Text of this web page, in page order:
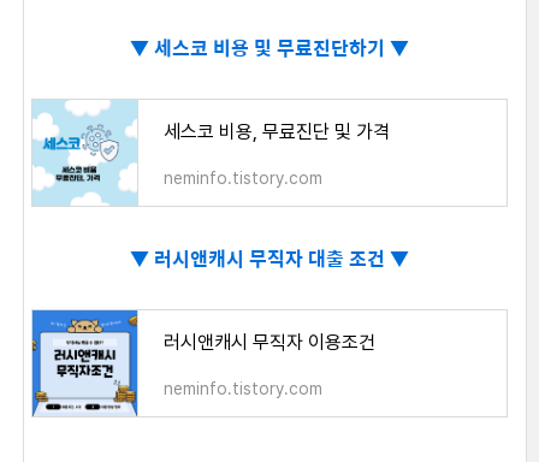
▼세스코 비용 및 무료진단하기 ▼
세스코 비용, 무료진단 및 가격
neminfo.tistory.com
▼ 러시앤캐시 무직자 대출 조건 ▼
러시앤캐시 무직자 이용조건
neminfo.tistory.com